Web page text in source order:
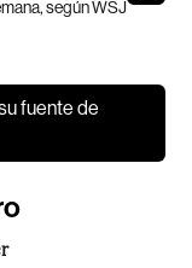
según WSJ
fuente de